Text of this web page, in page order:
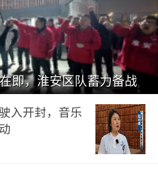
即，淮安区队蓄力备战
入开封，音乐